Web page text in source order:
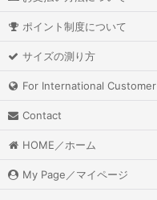
DRYCLEANONLY
ESTHE
ポイント制度について
サイズの測り方
For International Customer
Contact
HOME／ホーム
My Page／マイページ